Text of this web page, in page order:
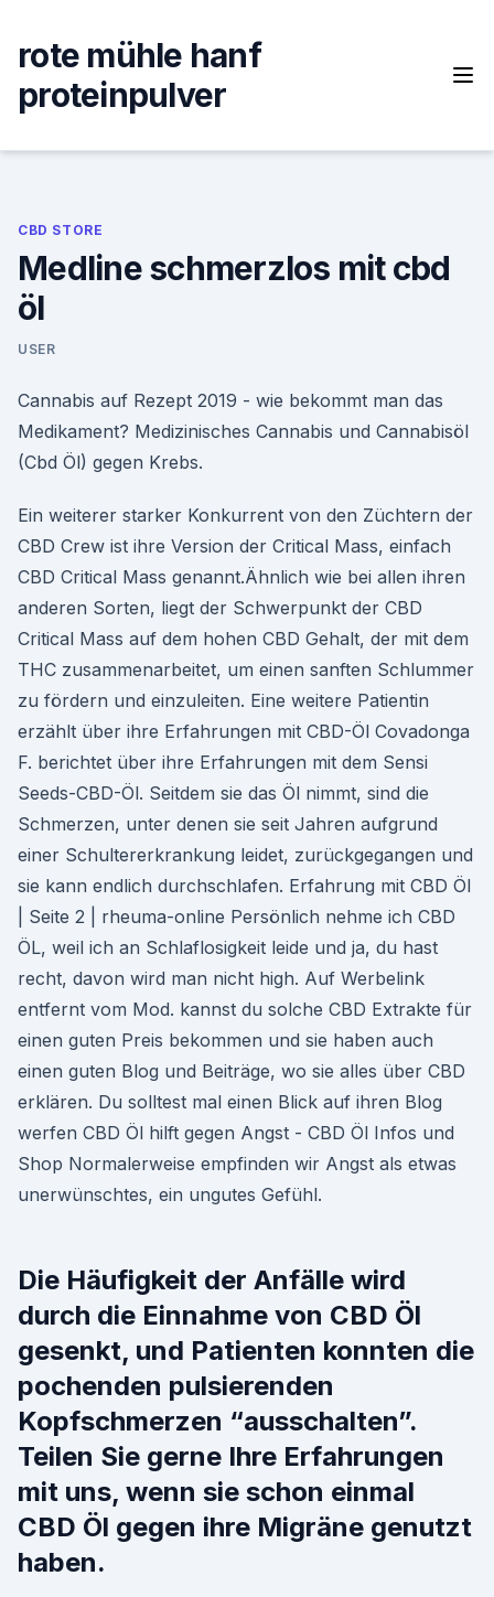
content
rote mühle hanf
proteinpulver
CBD STORE
Medline schmerzlos mit cbd
öl
USER
Cannabis auf Rezept 2019 - wie bekommt man das
Medikament? Medizinisches Cannabis und Cannabisöl
(Cbd Öl) gegen Krebs.
Ein weiterer starker Konkurrent von den Züchtern der
CBD Crew ist ihre Version der Critical Mass, einfach
CBD Critical Mass genannt.Ähnlich wie bei allen ihren
anderen Sorten, liegt der Schwerpunkt der CBD
Critical Mass auf dem hohen CBD Gehalt, der mit dem
THC zusammenarbeitet, um einen sanften Schlummer
zu fördern und einzuleiten. Eine weitere Patientin
erzählt über ihre Erfahrungen mit CBD-Öl Covadonga
F. berichtet über ihre Erfahrungen mit dem Sensi
Seeds-CBD-Öl. Seitdem sie das Öl nimmt, sind die
Schmerzen, unter denen sie seit Jahren aufgrund
einer Schultererkrankung leidet, zurückgegangen und
sie kann endlich durchschlafen. Erfahrung mit CBD Öl
| Seite 2 | rheuma-online Persönlich nehme ich CBD
ÖL, weil ich an Schlaflosigkeit leide und ja, du hast
recht, davon wird man nicht high. Auf Werbelink
entfernt vom Mod. kannst du solche CBD Extrakte für
einen guten Preis bekommen und sie haben auch
einen guten Blog und Beiträge, wo sie alles über CBD
erklären. Du solltest mal einen Blick auf ihren Blog
werfen CBD Öl hilft gegen Angst - CBD Öl Infos und
Shop Normalerweise empfinden wir Angst als etwas
unerwünschtes, ein ungutes Gefühl.
Die Häufigkeit der Anfälle wird
durch die Einnahme von CBD Öl
gesenkt, und Patienten konnten die
pochenden pulsierenden
Kopfschmerzen “ausschalten”.
Teilen Sie gerne Ihre Erfahrungen
mit uns, wenn sie schon einmal
CBD Öl gegen ihre Migräne genutzt
haben.